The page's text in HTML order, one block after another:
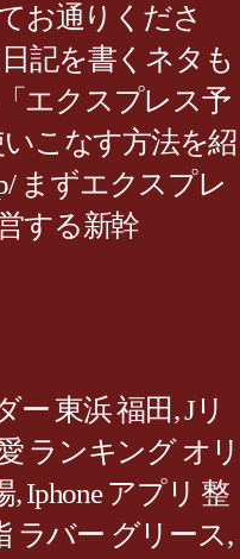
お通りくださ
記を書くネタも
エクスプレス予
こなす方法を紹
まずエクスプレ
する新幹
ー 東浜 福田,Jリ
ランキング オリ
,Iphone アプリ 整
ラバー グリース,